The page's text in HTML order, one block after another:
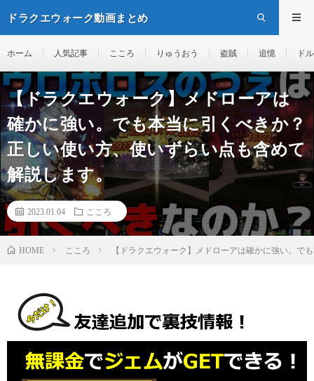
ドラクエウォーク動画まとめ
ホーム 人気記事 こころ りゅうおう 盗賊 追憶 ド
【ドラクエウォーク】メドローアは
確かに強い。でも本当に引くべきか？
正しい使い方、使いずらい点も含めて
解説します。
2023.01.04 こころ
HOME こころ 【ドラクエウォーク】メドローアは確かに強い。